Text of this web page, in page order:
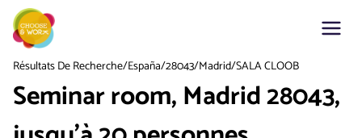
Résultats De Recherche/España/28043/Madrid/SALA CLOOB
Seminar room, Madrid 28043,